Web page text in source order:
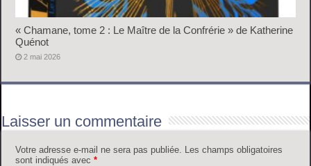
« Chamane, tome 2 : Le Maître de la Confrérie » de Katherine
Quénot
2 mai 2026
Laisser un commentaire
Votre adresse e-mail ne sera pas publiée.
Les champs obligatoires
sont indiqués avec*